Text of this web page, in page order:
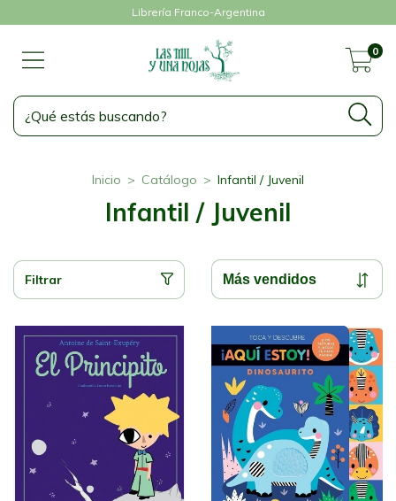
Librería Franco-Argentina
0
Inicio > Catálogo > Infantil / Juvenil
Infantil / Juvenil
Filtrar